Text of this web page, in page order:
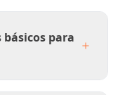
básicos para